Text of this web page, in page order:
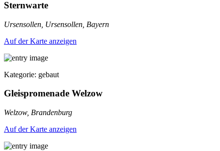
Sternwarte
Ursensollen, Ursensollen, Bayern
Auf der Karte anzeigen
Kategorie: gebaut
Gleispromenade Welzow
Welzow, Brandenburg
Auf der Karte anzeigen